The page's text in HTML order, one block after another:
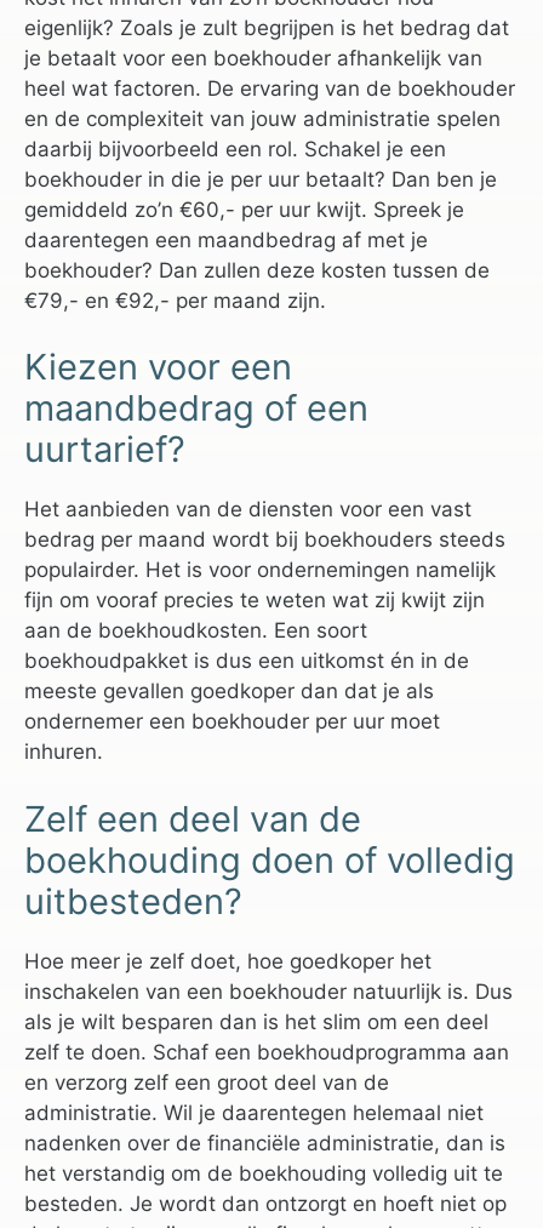
eigenlijk? Zoals je zult begrijpen is het bedrag dat
je betaalt voor een boekhouder afhankelijk van
heel wat factoren. De ervaring van de boekhouder
en de complexiteit van jouw administratie spelen
daarbij bijvoorbeeld een rol. Schakel je een
boekhouder in die je per uur betaalt? Dan ben je
gemiddeld zo’n €60,- per uur kwijt. Spreek je
daarentegen een maandbedrag af met je
boekhouder? Dan zullen deze kosten tussen de
€79,- en €92,- per maand zijn.
Kiezen voor een
maandbedrag of een
uurtarief?
Het aanbieden van de diensten voor een vast
bedrag per maand wordt bij boekhouders steeds
populairder. Het is voor ondernemingen namelijk
fijn om vooraf precies te weten wat zij kwijt zijn
aan de boekhoudkosten. Een soort
boekhoudpakket is dus een uitkomst én in de
meeste gevallen goedkoper dan dat je als
ondernemer een boekhouder per uur moet
inhuren.
Zelf een deel van de
boekhouding doen of volledig
uitbesteden?
Hoe meer je zelf doet, hoe goedkoper het
inschakelen van een boekhouder natuurlijk is. Dus
als je wilt besparen dan is het slim om een deel
zelf te doen. Schaf een boekhoudprogramma aan
en verzorg zelf een groot deel van de
administratie. Wil je daarentegen helemaal niet
nadenken over de financiële administratie, dan is
het verstandig om de boekhouding volledig uit te
besteden. Je wordt dan ontzorgt en hoeft niet op